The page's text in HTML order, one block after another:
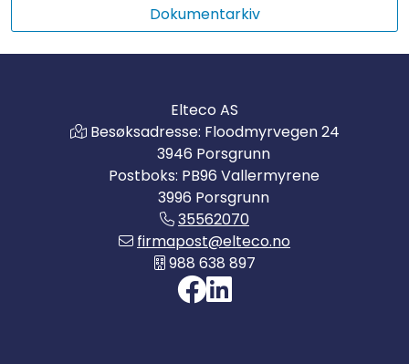
Dokumentarkiv
Elteco AS
Besøksadresse: Floodmyrvegen 24
3946 Porsgrunn
Postboks: PB96 Vallermyrene
3996 Porsgrunn
35562070
firmapost@elteco.no
988 638 897